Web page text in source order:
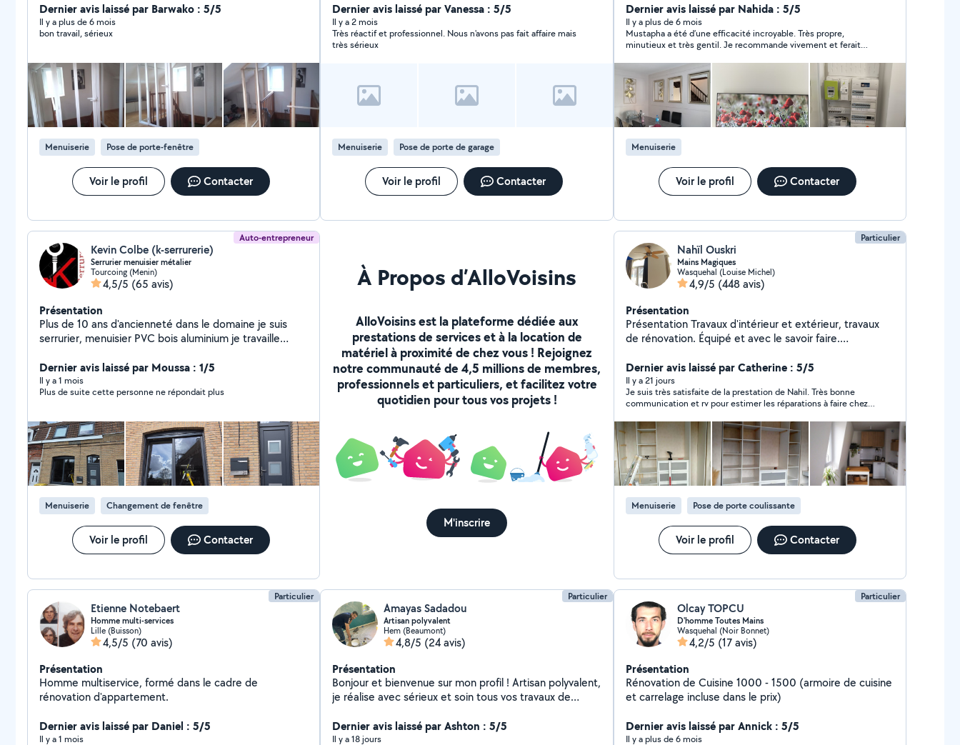
tous revêtements de sols, la plâtrerie, le bardage,
l'électricité, la plomberie, pose de cuisine et salle de
bain, terrasses....
Dernier avis laissé par Barwako : 5/5
Il y a plus de 6 mois
bon travail, sérieux
Menuiserie Pose de porte-fenêtre
Voir le profil Contacter
Dernier avis laissé par Vanessa : 5/5
Il y a 2 mois
Très réactif et professionnel. Nous n'avons pas fait affaire mais
très sérieux
Menuiserie Pose de porte de garage
Voir le profil Contacter
qualifié. électricien avec plus années d'expérience. Et
tous ce qui es manuel.dans le bricolage
Dernier avis laissé par Nahida : 5/5
Il y a plus de 6 mois
Mustapha a été d’une efficacité incroyable. Très propre,
minutieux et très gentil. Je recommande vivement et ferait
Menuiserie
Voir le profil Contacter
Auto-entrepreneur
Kevin Colbe (k-serrurerie)
Serrurier menuisier métalier
Tourcoing (Menin)
4,5/5 (65 avis)
Présentation
Plus de 10 ans d'ancienneté dans le domaine je suis
serrurier, menuisier PVC bois aluminium je travaille
également en serrurerie j'interviens sur tout type de
porte ,ouverture,réparation,renforcement, adaptation.
Réparation remplacement de volet
devis gratuit et rapide
Dernier avis laissé par Moussa : 1/5
Il y a 1 mois
Plus de suite cette personne ne répondait plus
Menuiserie Changement de fenêtre
Voir le profil Contacter
À Propos d’AlloVoisins
AlloVoisins est la plateforme dédiée aux
prestations de services et à la location de
matériel à proximité de chez vous ! Rejoignez
notre communauté de 4,5 millions de membres,
professionnels et particuliers, et facilitez votre
quotidien pour tous vos projets !
M'inscrire
Particulier
Nahïl Ouskri
Mains Magiques
Wasquehal (Louise Michel)
4,9/5 (448 avis)
Présentation
Présentation Travaux d'intérieur et extérieur, travaux
de rénovation. Équipé et avec le savoir faire.
Changement d'ampoules Branchement et fixation de
lustres Pose d'une applique murale Montage de
meubles Montage de cuisine Création de dressing sur
mesure. Pose de tringle à rideaux Plomberie.
Installation de meubles vasque. Peinture. Tapisserie et
papier peint panoramique. Pose de plynthes.
Remplacement d'un robinet montage et
remplacement de radiateur. Montage de meubles
vasque Fixation de pare-baignoire Fixation support TV
Réparation en cas de fuite d'eau Changement de
flexibles... Installation de ventilateur électrique Pose de
rambarde ou de barres d'appui Pose de verrou
Jardinage
Dernier avis laissé par Catherine : 5/5
Il y a 21 jours
Je suis très satisfaite de la prestation de Nahil. Très bonne
communication et rv pour estimer les réparations à faire chez
Merci encore. Je n'hésiterai pas à vous 0 contacter pour de
futures demandes.
Menuiserie Pose de porte coulissante
Voir le profil Contacter
Particulier
Etienne Notebaert
Homme multi-services
Lille (Buisson)
4,5/5 (70 avis)
Présentation
Homme multiservice, formé dans le cadre de
rénovation d'appartement.
Dernier avis laissé par Daniel : 5/5
Il y a 1 mois
Particulier
Amayas Sadadou
Artisan polyvalent
Hem (Beaumont)
4,8/5 (24 avis)
Présentation
Bonjour et bienvenue sur mon profil ! Artisan polyvalent,
je réalise avec sérieux et soin tous vos travaux de
intérieure (murs, plafonds, portes) Pose de parquet,
sol PVC et stratifié Pose de carrelage Montage et
Dernier avis laissé par Ashton : 5/5
Il y a 18 jours
Particulier
Olcay TOPCU
D'homme Toutes Mains
Wasquehal (Noir Bonnet)
4,2/5 (17 avis)
Présentation
Rénovation de Cuisine 1000 - 1500 (armoire de cuisine
et carrelage incluse dans le prix)
Dernier avis laissé par Annick : 5/5
Il y a plus de 6 mois